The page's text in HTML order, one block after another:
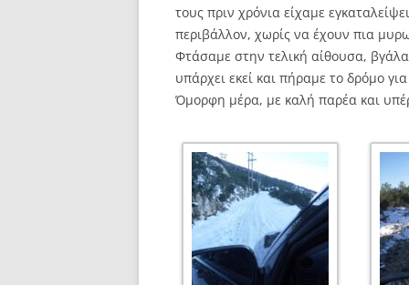
τους πριν χρόνια είχαμε
περιβάλλον, χωρίς να έχουν πια
Φτάσαμε στην τελική αίθουσα,
υπάρχει εκεί και πήραμε το δρόμο
Όμορφη μέρα, με καλή παρέα και